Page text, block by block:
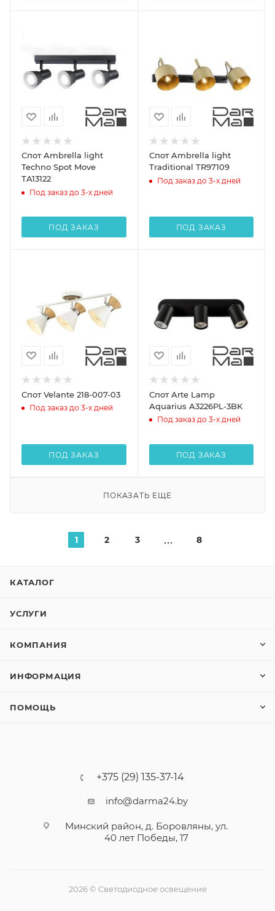
Спот Ambrella light
Techno Spot Move
TA13122
Под заказ до 3-х дней
ПОД ЗАКАЗ
Спот Ambrella light
Traditional TR97109
Под заказ до 3-х дней
ПОД ЗАКАЗ
Спот Velante 218-007-03
Под заказ до 3-х дней
ПОД ЗАКАЗ
Спот Arte Lamp
Aquarius A3226PL-3BK
Под заказ до 3-х дней
ПОД ЗАКАЗ
ПОКАЗАТЬ ЕЩЕ
1 2 3 8
КАТАЛОГ
УСЛУГИ
КОМПАНИЯ
ИНФОРМАЦИЯ
ПОМОЩЬ
+375 (29) 135-37-14
info@darma24.by
Минский район, д. Боровляны, ул.
40 лет Победы, 17
2026 © Светодиодное освещение